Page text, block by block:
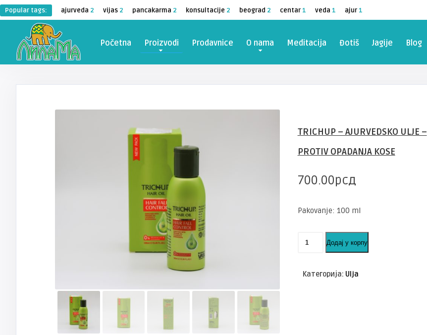
Popular tags: ajurveda 2 vijas 2 pancakarma 2 konsultacije 2 beograd 2 centar1 veda 1 ajur1
Početna Proizvodi Prodavnice O nama Meditacija Đotiš Jagije Blog
TRICHUP – AJURVEDSKO ULJE –
PROTIV OPADANJA KOSE
700.00рсд
Pakovanje: 100 ml
ULJE
Додај у корпу
Категорија: Ulja